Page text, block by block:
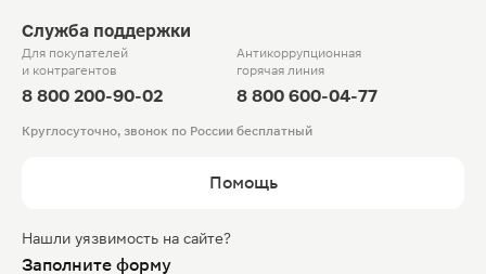
Служба поддержки
Для покупателей
и контрагентов
8 800 200-90-02
Антикоррупционная
горячая линия
8 800 600-04-77
Круглосуточно, звонок по России бесплатный
Помощь
Нашли уязвимость на сайте?
Заполните форму